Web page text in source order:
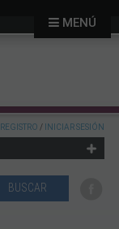
REGISTRO / INICIAR SESIÓN
MENÚ